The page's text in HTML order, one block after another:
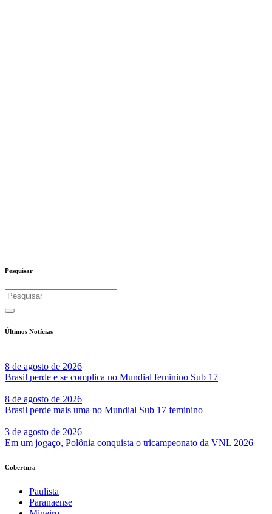
Pesquisar
Últimos Notícias
8 de agosto de 2026
Brasil perde e se complica no Mundial feminino Sub 17
8 de agosto de 2026
Brasil perde mais uma no Mundial Sub 17 feminino
3 de agosto de 2026
Em um jogaço, Polônia conquista o tricampeonato da VNL 2026
Cobertura
Paulista
Paranaense